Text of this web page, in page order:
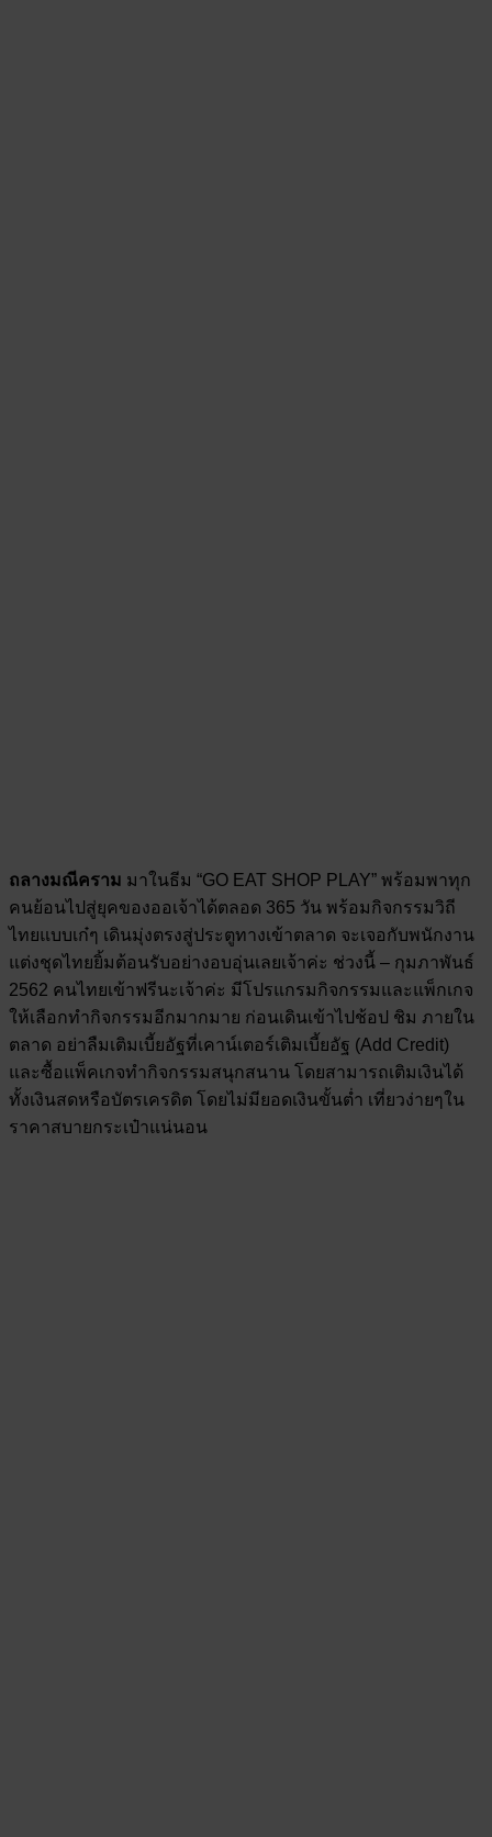
ถลางมณีคราม มาในธีม “GO EAT SHOP PLAY” พร้อมพาทุก
คนย้อนไปสู่ยุคของออเจ้าได้ตลอด 365 วัน พร้อมกิจกรรมวิถี
ไทยแบบเก๋ๆ เดินมุ่งตรงสู่ประตูทางเข้าตลาด จะเจอกับพนักงาน
แต่งชุดไทยยิ้มต้อนรับอย่างอบอุ่นเลยเจ้าค่ะ ช่วงนี้ – กุมภาพันธ์
2562 คนไทยเข้าฟรีนะเจ้าค่ะ มีโปรแกรมกิจกรรมและแพ็กเกจ
ให้เลือกทำกิจกรรมอีกมากมาย ก่อนเดินเข้าไปช้อป ชิม ภายใน
ตลาด อย่าลืมเติมเบี้ยอัฐที่เคาน์เตอร์เติมเบี้ยอัฐ (Add Credit)
และซื้อแพ็คเกจทำกิจกรรมสนุกสนาน โดยสามารถเติมเงินได้
ทั้งเงินสดหรือบัตรเครดิต โดยไม่มียอดเงินขั้นต่ำ เที่ยวง่ายๆใน
ราคาสบายกระเป๋าแน่นอน